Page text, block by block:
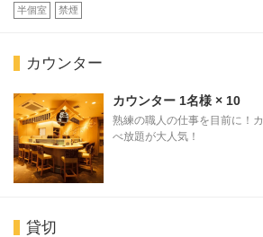
半個室 禁煙
カウンター
カウンター 1名様 × 10
熟練の職人の仕事を目前に！
べ放題が大人気！
貸切
屋駅本店
https://sandaimefurari.owst.jp/seats
お店情報をコピー